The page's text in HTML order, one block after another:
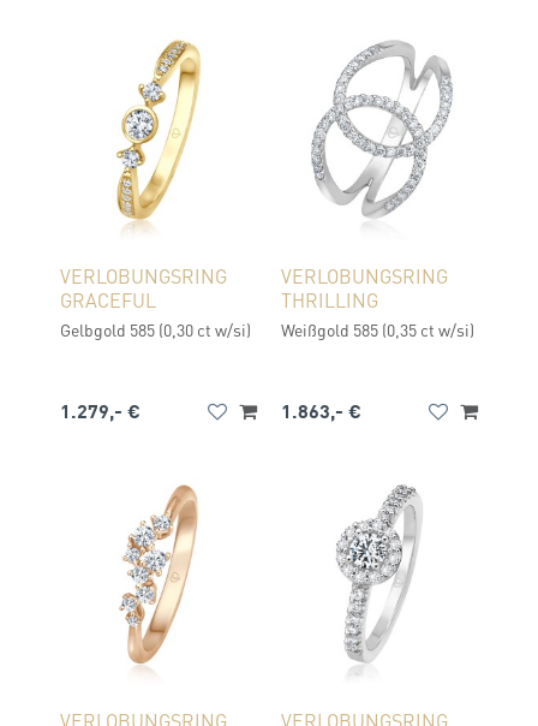
VERLOBUNGSRING
GRACEFUL
Gelbgold 585 (0,30 ct w/si)
1.279,- €
VERLOBUNGSRING
THRILLING
Weißgold 585 (0,35 ct w/si)
1.863,- €
VERLOBUNGSRING
VERLOBUNGSRING